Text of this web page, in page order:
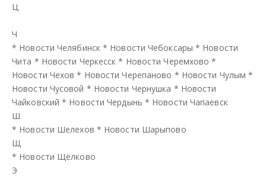
Ц
Ч
* Новости Челябинск* Новости Чебоксары * Новости
Чита * Новости Черкесск * Новости Черемхово *
Новости Чехов * Новости Черепаново * Новости Чулым *
Новости Чусовой * Новости Чернушка * Новости
Чайковский * Новости Чердынь * Новости Чапаевск
Ш
* Новости Шелехов * Новости Шарыпово
Щ
* Новости Щёлково
Э